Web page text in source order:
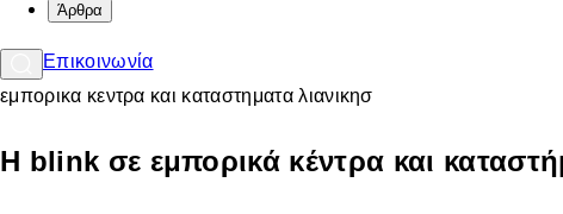
Άρθρα
Επικοινωνία
εμπορικα κεντρα και καταστηματα λιανικησ
Η blink σε εμπορικά κέντρα και